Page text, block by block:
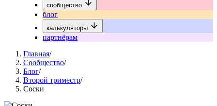
сообщество
блог
калькуляторы
партнёрам
Главная/
Сообщество/
Блог/
Второй триместр/
Соски